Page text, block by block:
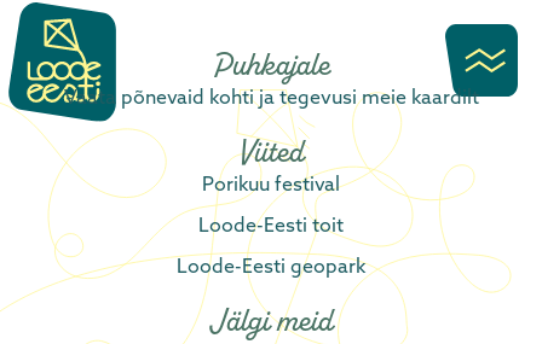
content
Puhkajale
Vaata põnevaid kohti ja tegevusi meie kaardilt
Viited
Porikuu festival
Loode-Eesti toit
Loode-Eesti geopark
Jälgi meid